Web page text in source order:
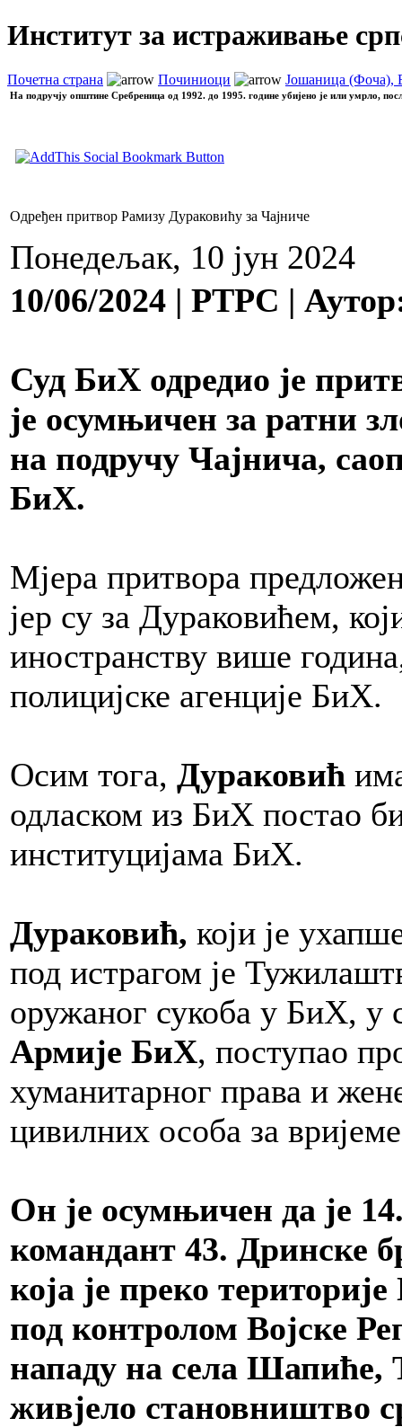
Институт за истраживање
Почетна страна Починиоци Јошаница (Фоча),
На подручју општине Сребреница од 1992. до 1995. године убијено је или умрло,
Одређен притвор Рамизу Дураковићу за Чајниче
Понедељак, 10 јун 2024
10/06/2024 | РТРС |
Суд БиХ одредио је
је осумњичен за ратни
на подручу Чајнича,
БиХ.
Мјера притвора
јер су за Дураковићем,
иностранству више
полицијске агенције БиХ.
Осим тога, Дураковић
одласком из БиХ постао
институцијама БиХ.
Дураковић, који је
под истрагом је
оружаног сукоба у БиХ, у
Армије БиХ, поступао
хуманитарног права и
цивилних особа за
Он је осумњичен да је
командант 43. Дринске
која је преко
под контролом Војске
нападу на села Шапиће,
живјело становништво